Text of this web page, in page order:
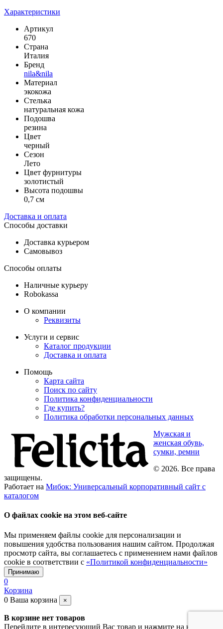
Характеристики
Артикул
670
Страна
Италия
Бренд
nila&nila
Материал
экокожа
Стелька
натуральная кожа
Подошва
резина
Цвет
черный
Сезон
Лето
Цвет фурнитуры
золотистый
Высота подошвы
0,7 см
Доставка и оплата
Способы доставки
Доставка курьером
Самовывоз
Способы оплаты
Наличные курьеру
Robokassa
О компании
Реквизиты
Услуги и сервис
Каталог продукции
Доставка и оплата
Помощь
Карта сайта
Поиск по сайту
Политика конфиденциальности
Где купить?
Политика обработки персональных данных
Мужская и
женская обувь,
сумки, ремни
© 2026. Все права
защищены.
Работает на Мибок: Универсальный корпоративный сайт с
каталогом
О файлах cookie на этом веб-сайте
Мы применяем файлы cookie для персонализации и
повышения удобства пользования нашим сайтом. Продолжая
просмотр сайта, вы соглашаетесь с применением нами файлов
cookie в соответствии с «Политикой конфиденциальности»
Принимаю
0
Корзина
0 Ваша корзина ×
В корзине нет товаров
Перейдите в интересующий Вас товар и нажмите на кнопку